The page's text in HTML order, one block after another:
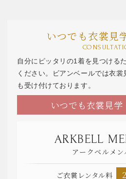
いつでも衣裳見
自分にピッタリの1着を見つける
ください。ビアンベールでは衣
も受け付けております。
いつでも衣裳見学
ARKBELL
アークベルメン
ご衣裳レンタル料